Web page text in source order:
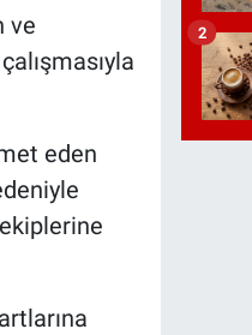
ve
eden
2